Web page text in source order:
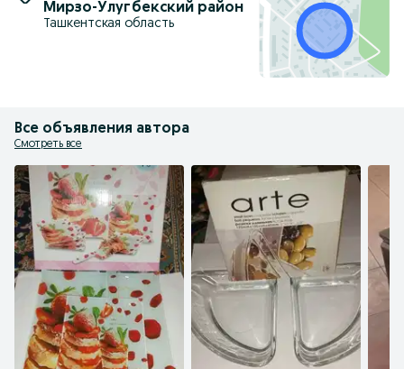
Мирзо-Улугбекский район
Ташкентская область
Все объявления автора
Смотреть все